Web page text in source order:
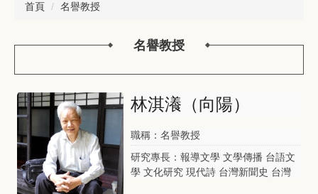
首頁 名譽教授
名譽教授
林淇瀁（向陽）
職稱：名譽教授
研究專長：報導文學 文學傳播 台語文
學 文化研究 現代詩 台灣新聞史 台灣